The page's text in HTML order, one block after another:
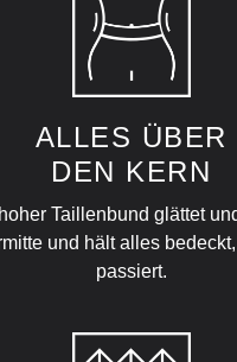
ALLES ÜBER
DEN KERN
Taillenbund glättet
und hält alles
passiert.